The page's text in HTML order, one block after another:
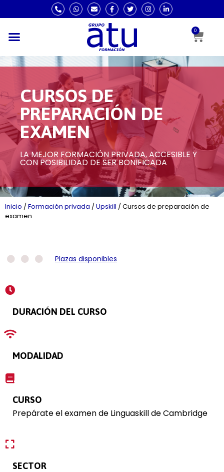
0
CURSOS DE
PREPARACIÓN DE
EXAMEN
LA MEJOR FORMACIÓN PRIVADA, ACCESIBLE Y
CON POSIBILIDAD DE SER BONIFICADA
Inicio /Formación privada /Upskill /Cursos de preparación de
examen
Plazas disponibles
DURACIÓN DEL CURSO
MODALIDAD
CURSO
Prepárate el examen de Linguaskill de Cambridge
SECTOR